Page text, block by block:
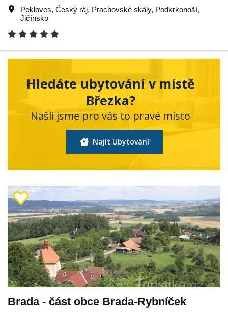
Pekloves, Český ráj, Prachovské skály, Podkrkonoší,
Jičínsko
Hledáte ubytování v místě
Březka?
Našli jsme pro vás to pravé místo
Najít Ubytování
Brada - část obce Brada-Rybníček